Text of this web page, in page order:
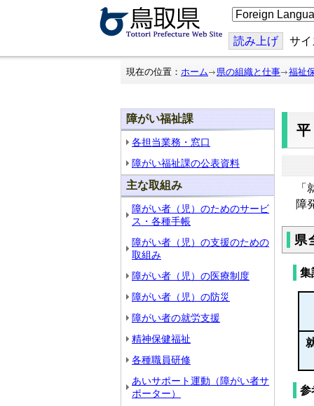
こ
の
ジ
を
翻
読み上げ サイ
現在の位置： ホーム 県の組織と仕事 福祉
障がい福祉課
各担当業務・窓口
障がい福祉課の公表資料
主な取組み
障がい者（児）のためのサービ
ス・各種手帳
障がい者（児）の支援のための
取組み
障がい者（児）の医療制度
障がい者（児）の防災
障がい者の就労支援
精神保健福祉
各種職員研修
あいサポート運動（障がい者サ
ポーター）
障
県
集
参